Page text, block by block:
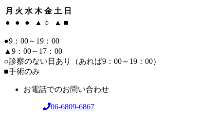
月 火 水 木 金 土 日
●
● ● ▲ ○ ▲ ■
●9：00～19：00
▲9：00～17：00
○診察のない日あり（あれば9：00～19：00）
■手術のみ
お電話でのお問い合わせ
06-6809-6867